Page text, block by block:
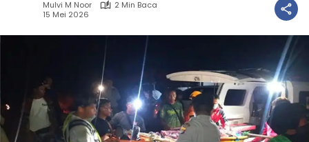
Mulvi M Noor
2 Min Baca
15 Mei 2026